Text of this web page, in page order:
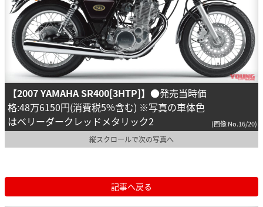
【2007 YAMAHA SR400[3HTP]】 ●発売当時価
格:48万6150円(消費税5%含む) ※写真の車体色
はベリーダークレッドメタリック2
(画像 No.16/20)
縦スクロールで次の写真へ
記事へ戻る